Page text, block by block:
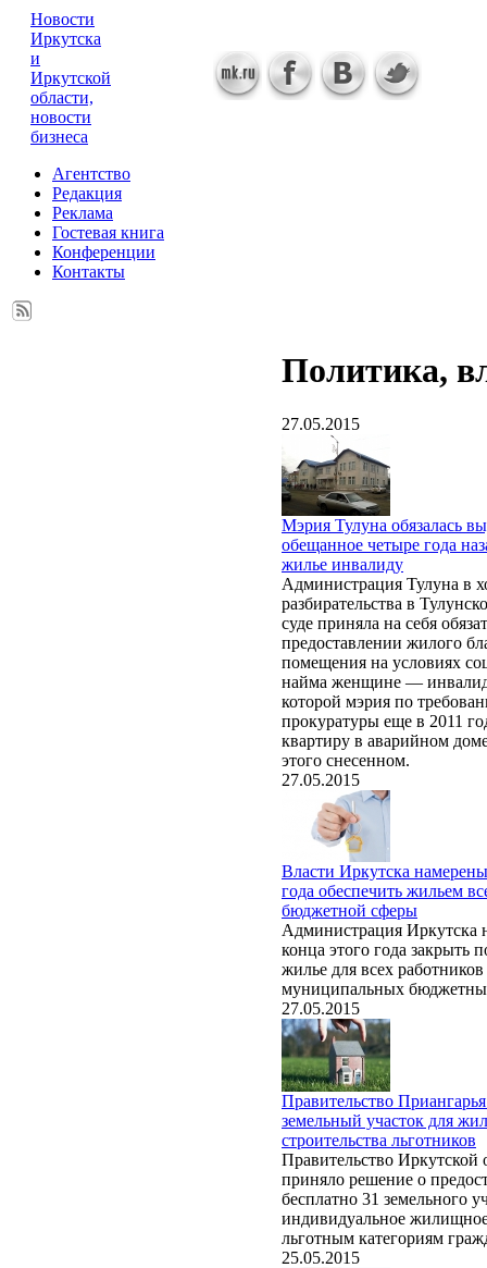
Новости
Иркутска
и
Иркутской
области,
новости
бизнеса
Агентство
Редакция
Реклама
Гостевая книга
Конференции
Контакты
Политика,
27.05.2015
Мэрия Тулуна обязалась
обещанное четыре года
жилье инвалиду
Администрация Тулуна в
разбирательства в
суде приняла на себя
предоставлении жилого
помещения на условиях
найма женщине —
которой мэрия по
прокуратуры еще в 2011
квартиру в аварийном
этого снесенном.
27.05.2015
Власти Иркутска
года обеспечить жильем
бюджетной сферы
Администрация Иркутска
конца этого года закрыть
жилье для всех работников
муниципальных
27.05.2015
Правительство
земельный участок для
строительства льготников
Правительство Иркутской
приняло решение о
бесплатно 31 земельного
индивидуальное жилищное
льготным категориям
25.05.2015